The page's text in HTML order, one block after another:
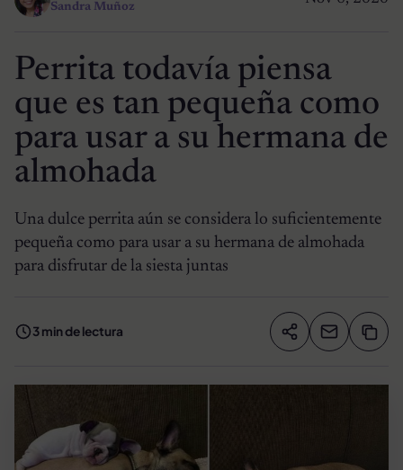
Sandra Muñoz
Perrita todavía piensa
que es tan pequeña como
para usar a su hermana de
almohada
Una dulce perrita aún se considera lo suficientemente
pequeña como para usar a su hermana de almohada
para disfrutar de la siesta juntas
3 min de lectura Compartir